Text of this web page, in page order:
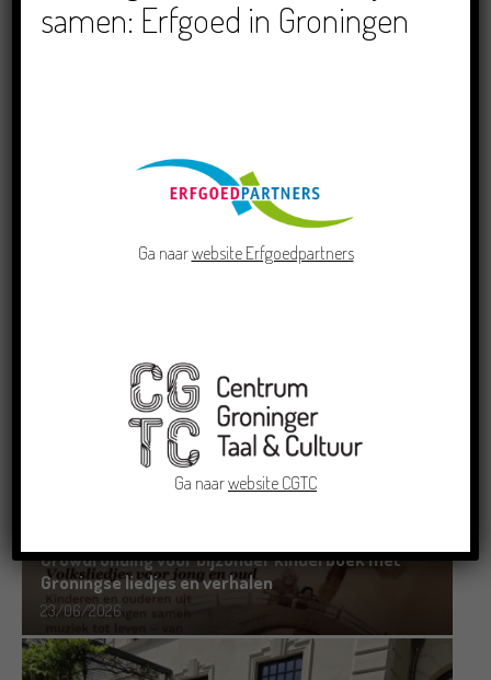
Doe mee aan de Pervinzioale Schriefwedstried
Crowdfunding voor bijzonder kinderboek met
Groningse liedjes en verhalen
23/06/2026
samen: Erfgoed in Groningen
Ga naarwebsite Erfgoedpartners
Ga naarwebsite CGTC